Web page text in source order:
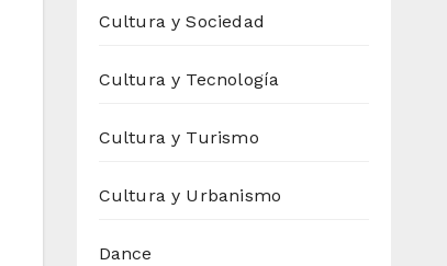
Cultura y Sociedad
Cultura y Tecnología
Cultura y Turismo
Cultura y Urbanismo
Dance